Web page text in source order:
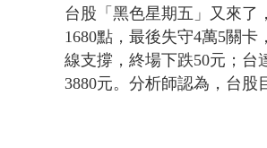
台股「黑色星期五」又來了
1680點，最後失守4萬5關
線支撐，終場下跌50元；台
3880元。分析師認為，台股